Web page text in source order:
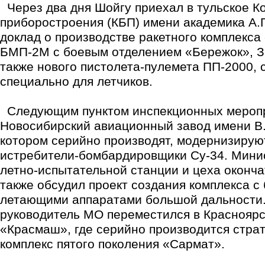
Через два дня Шойгу приехал в тульское
приборостроения (КБП) имени академика
доклад о производстве ракетного
БМП-2М с боевым отделением «Бережок»,
также нового пистолета-пулемета ПП-2000,
специально для летчиков.
Следующим пунктом инспекционных
Новосибирский авиационный завод имени
котором серийно производят,
истребители-бомбардировщики Су-34.
летно-испытательной станции и цеха
также обсудил проект создания комплекса
летающими аппаратами большой
руководитель МО переместился в
«Красмаш», где серийно производится
комплекс пятого поколения «Сармат».